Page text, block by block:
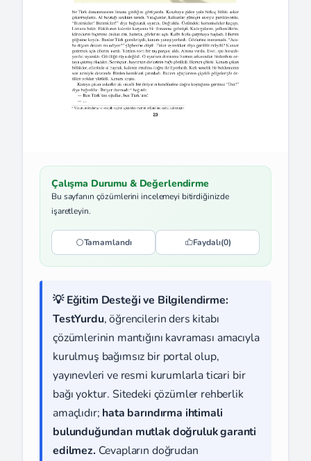
Çalışma Durumu & Değerlendirme
Bu sayfanın çözümlerini incelemeyi bitirdiğinizde
işaretleyin.
Tamamlandı Faydalı(0)
💡 Eğitim Desteği ve Bilgilendirme:
TestYurdu, öğrencilerin ders kitabı
çözümlerinin mantığını kavraması amacıyla
kurulmuş bağımsız bir portal olup,
yayınevleri ve resmi kurumlarla ticari bir
bağı yoktur. Sitedeki çözümler rehberlik
amaçlıdır; hata barındırma ihtimali
bulunduğundan mutlak doğruluk garanti
edilmez. Cevapların doğrudan